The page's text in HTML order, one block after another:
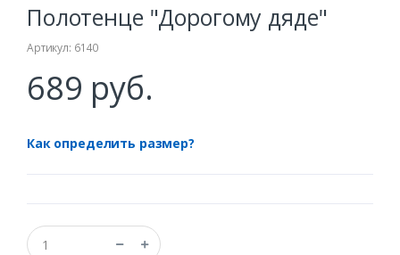
Полотенце "Дорогому дяде"
Артикул: 6140
689 руб.
Как определить размер?